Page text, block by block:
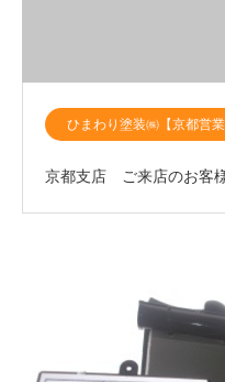
ひまわり塗装㈱【京都営
京都支店 ご来店のお客